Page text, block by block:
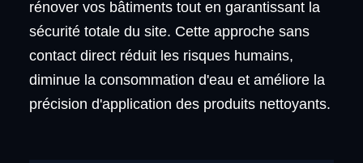
rénover vos bâtiments tout en garantissant la
sécurité totale du site. Cette approche sans
contact direct réduit les risques humains,
diminue la consommation d'eau et améliore la
précision d'application des produits nettoyants.